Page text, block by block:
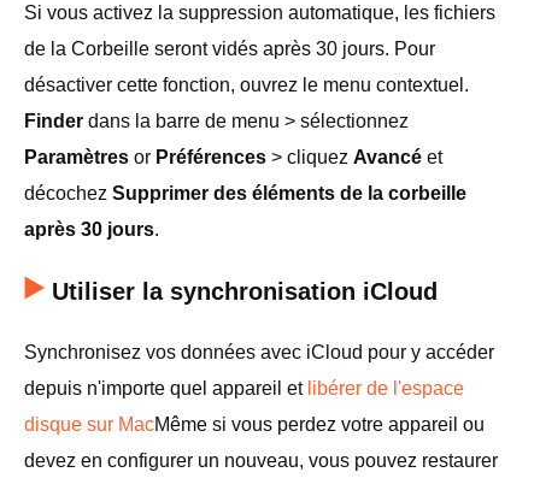
Si vous activez la suppression automatique, les fichiers
de la Corbeille seront vidés après 30 jours. Pour
désactiver cette fonction, ouvrez le menu contextuel.
Finder dans la barre de menu > sélectionnez
Paramètres or Préférences > cliquez Avancé et
décochez Supprimer des éléments de la corbeille
après 30 jours.
Utiliser la synchronisation iCloud
Synchronisez vos données avec iCloud pour y accéder
depuis n'importe quel appareil et libérer de l'espace
disque sur MacMême si vous perdez votre appareil ou
devez en configurer un nouveau, vous pouvez restaurer